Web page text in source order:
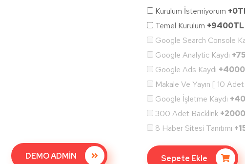
DEMO ADMİN
Kurulum İstemiyorum
Temel Kurulum +9400TL
Google Search Console
Google Analytic Kaydı
Google Ads Kaydı
Makale Ve Yayın [ 10
Google İşletme Kaydı
300 Adet Backlink
8 Haber Sitesi Tanıtımı
Sepete Ekle